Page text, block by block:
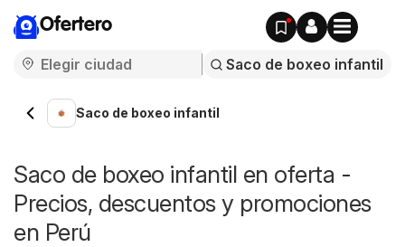
Ofertero
Saco de boxeo infantil
Saco de boxeo infantil en oferta -
Precios, descuentos y promociones
en Perú